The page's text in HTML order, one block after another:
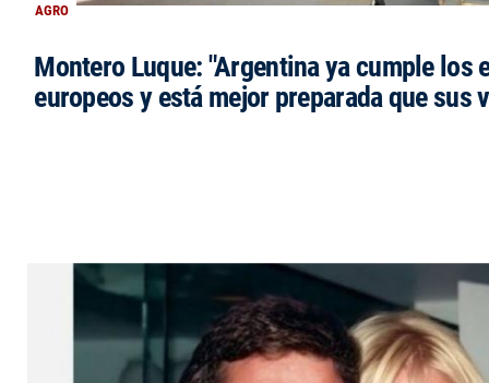
AGRO
Montero Luque: "Argentina ya cumple los
europeos y está mejor preparada que sus